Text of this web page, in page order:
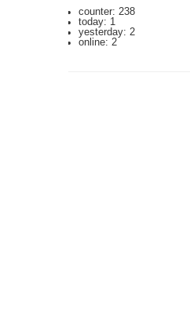
counter: 238
today: 1
yesterday: 2
online: 2